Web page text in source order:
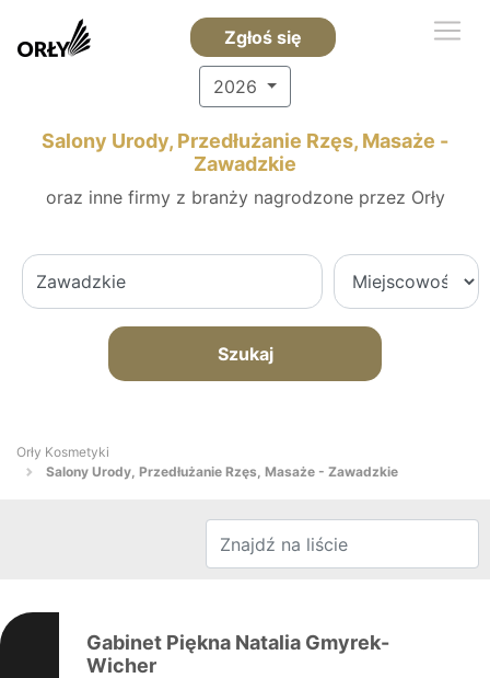
Zgłoś się
2026
Salony Urody, Przedłużanie Rzęs, Masaże -
Zawadzkie
oraz inne firmy z branży nagrodzone przez Orły
Szukaj
Orły Kosmetyki
Salony Urody, Przedłużanie Rzęs, Masaże - Zawadzkie
Gabinet Piękna Natalia Gmyrek-
Wicher